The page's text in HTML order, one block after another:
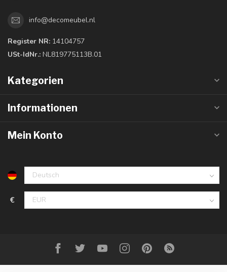
info@decomeubel.nl
Register NR: 14104757
USt-IdNr.: NL819775113B.01
Kategorien
Informationen
Mein Konto
€